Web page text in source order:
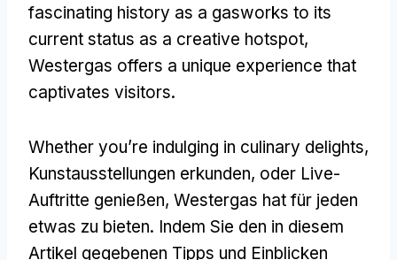
fascinating history as a gasworks to its
current status as a creative hotspot,
Westergas offers a unique experience that
captivates visitors.
Whether you’re indulging in culinary delights,
Kunstausstellungen erkunden, oder Live-
Auftritte genießen, Westergas hat für jeden
etwas zu bieten. Indem Sie den in diesem
Artikel gegebenen Tipps und Einblicken